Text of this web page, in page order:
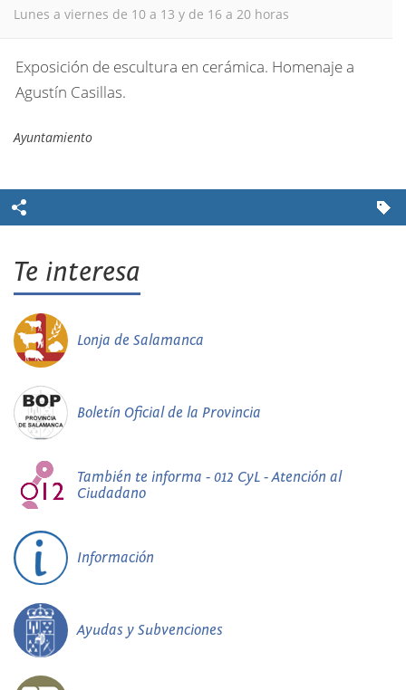
Lunes a viernes de 10 a 13 y de 16 a 20 horas
Exposición de escultura en cerámica. Homenaje a
Agustín Casillas.
Ayuntamiento
Te interesa
Lonja de Salamanca
Boletín Oficial de la Provincia
También te informa - 012 CyL - Atención al
Ciudadano
Información
Ayudas y Subvenciones